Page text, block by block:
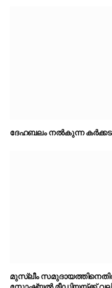
ദേഹബലം നൽകുന്ന
മുസ്ലീം